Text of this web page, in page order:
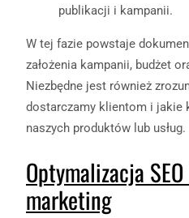
publikacji i kampanii.
W tej fazie powstaje
założenia kampanii, budżet
Niezbędne jest również
dostarczamy klientom i jakie
naszych produktów lub usług.
Optymalizacja
marketing